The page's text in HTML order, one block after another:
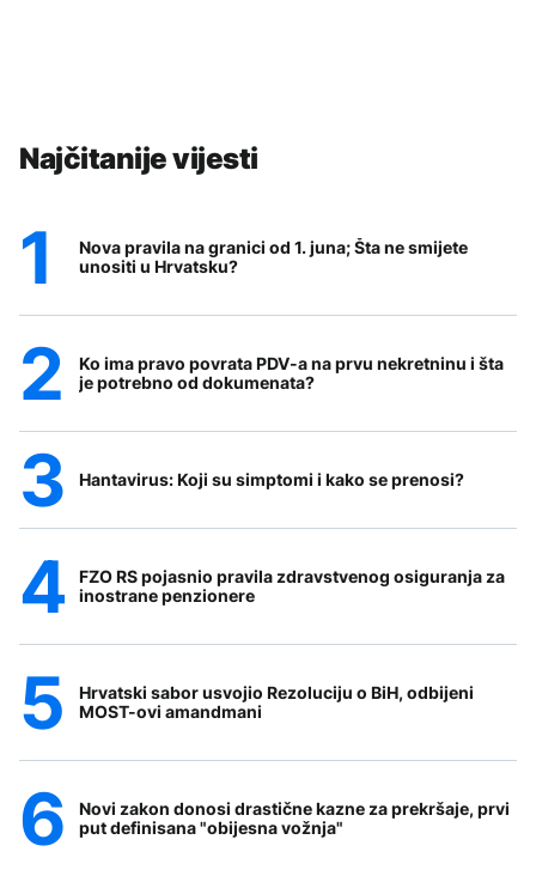
Najčitanije vijesti
Nova pravila na granici od 1. juna; Šta ne smijete
unositi u Hrvatsku?
Ko ima pravo povrata PDV-a na prvu nekretninu i šta
je potrebno od dokumenata?
Hantavirus: Koji su simptomi i kako se prenosi?
FZO RS pojasnio pravila zdravstvenog osiguranja za
inostrane penzionere
Hrvatski sabor usvojio Rezoluciju o BiH, odbijeni
MOST-ovi amandmani
Novi zakon donosi drastične kazne za prekršaje, prvi
put definisana "obijesna vožnja"